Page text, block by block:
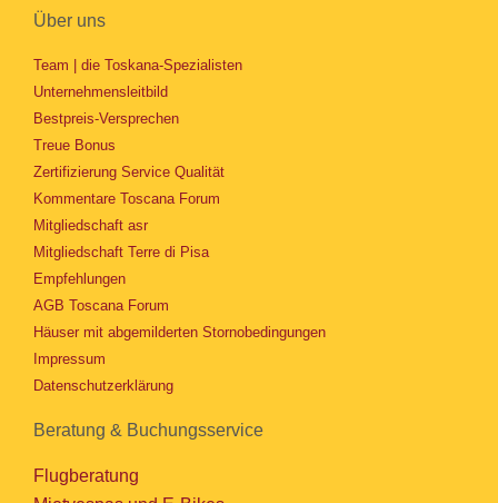
Über uns
Team | die Toskana-Spezialisten
Unternehmensleitbild
Bestpreis-Versprechen
Treue Bonus
Zertifizierung Service Qualität
Kommentare Toscana Forum
Mitgliedschaft asr
Mitgliedschaft Terre di Pisa
Empfehlungen
AGB Toscana Forum
Häuser mit abgemilderten Stornobedingungen
Impressum
Datenschutzerklärung
Beratung & Buchungsservice
Flugberatung